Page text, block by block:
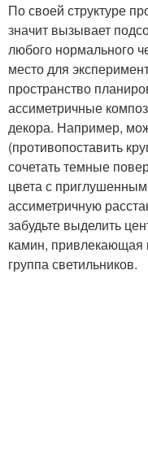
По своей структуре
значит вызывает
любого нормального
место для
пространство
ассиметричные
декора. Например,
(противопоставить
сочетать темные
цвета с
ассиметричную
забудьте выделить
камин, привлекающая
группа светильников.